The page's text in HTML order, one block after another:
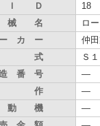
Ｉ Ｄ
18
械 名
ロ
カ ー
仲
式
Ｓ
番 号
―
作
―
動 機
―